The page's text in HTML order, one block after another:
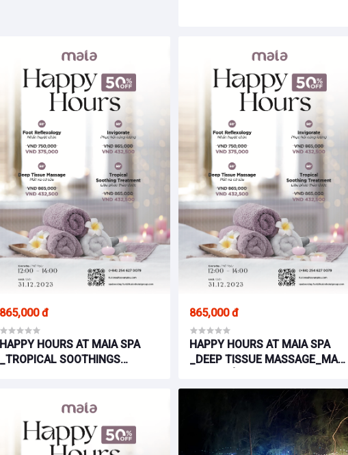
865,000 đ
HAPPY HOURS AT MAIA SPA
_TROPICAL SOOTHINGS
865,000 đ
HAPPY HOURS AT MAIA SPA
_DEEP TISSUE MASSAGE_MAT
VŨNG TÀU